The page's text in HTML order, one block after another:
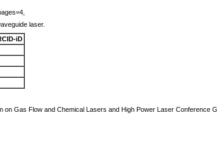
laser.
iD
on Gas Flow and Chemical Lasers and High Power Laser Conference